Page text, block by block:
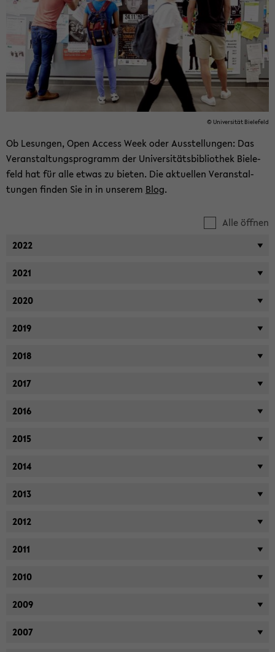
© Uni­ver­si­tät Bie­le­feld
Ob Le­sun­gen, Open Ac­cess Week oder Aus­stel­lun­gen: Das
Ver­an­stal­tungs­pro­gramm der Uni­ver­si­täts­bi­blio­thek Bie­le­
feld hat für alle etwas zu bie­ten. Die ak­tu­el­len Ver­an­stal­
tun­gen fin­den Sie in in un­se­rem Blog.
Alle öffnen
2022
2021
2020
2019
2018
2017
2016
2015
2014
2013
2012
2011
2010
2009
2007